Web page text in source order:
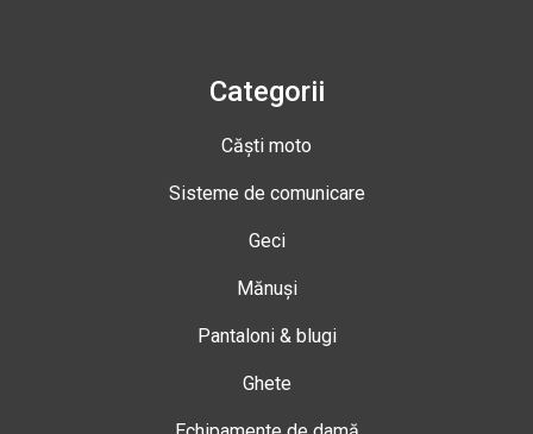
Categorii
Căști moto
Sisteme de comunicare
Geci
Mănuși
Pantaloni & blugi
Ghete